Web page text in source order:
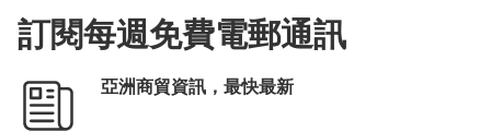
訂閱每週免費電郵通訊
亞洲商貿資訊，最快最新